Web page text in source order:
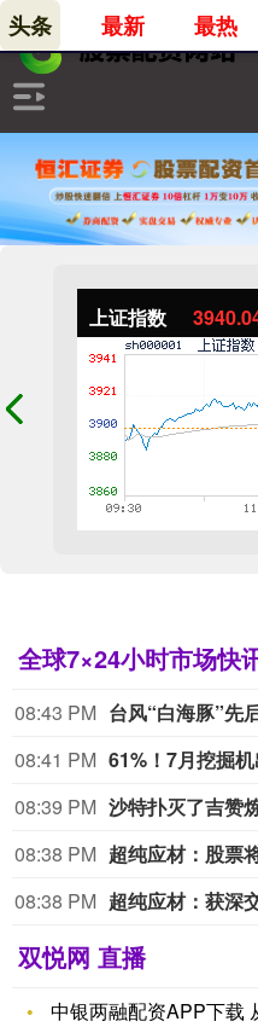
上证指数
全球7×24小时市场快
08:35 PM 美国“外行任大
08:27 PM 北京君正通过港
08:24 PM 浙江省甬江发生
08:20 PM
08:19 PM
双悦网 直播
中银两融配资APP下载
头条 最新 最热